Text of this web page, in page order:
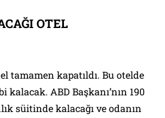
OTEL
tamamen kapatıldı. Bu otelde
kalacak. ABD Başkanı’nın 190
süitinde kalacağı ve odanın